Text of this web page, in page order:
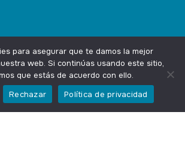
Marketing OnlineIngenium.Marketing
Privacidad
para asegurar que te damos la mejor
web. Si continúas usando este sitio,
que estás de acuerdo con ello.
Rechazar Política de privacidad